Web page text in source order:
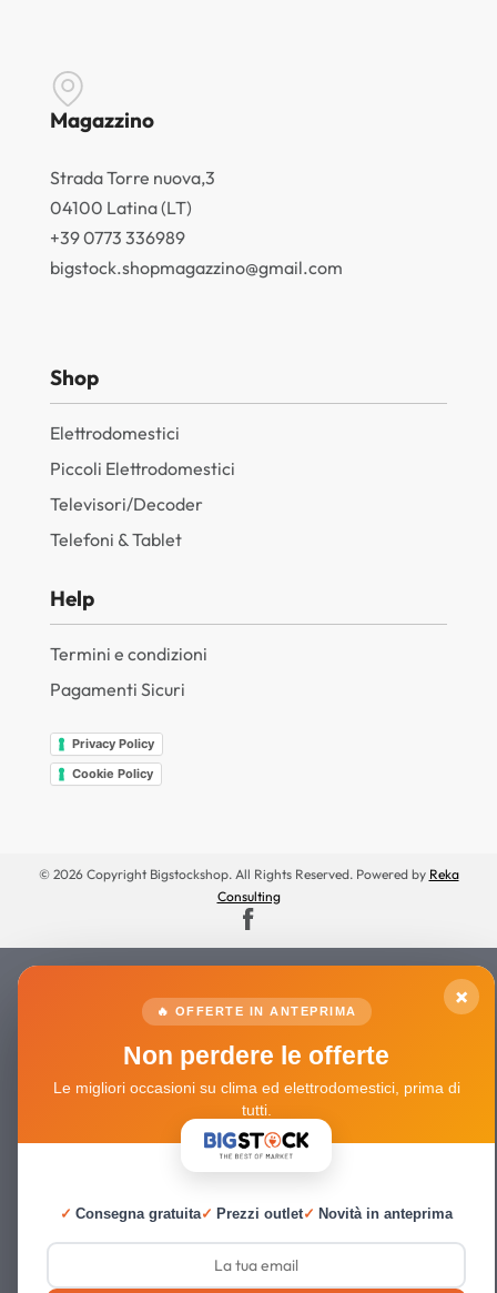
Magazzino
Strada Torre nuova,3
04100 Latina (LT)
+39 0773 336989
bigstock.shopmagazzino@gmail.com
Shop
Elettrodomestici
Piccoli Elettrodomestici
Televisori/Decoder
Telefoni & Tablet
Help
Termini e condizioni
Pagamenti Sicuri
Privacy Policy
Cookie Policy
© 2026 Copyright Bigstockshop. All Rights Reserved. Powered by Reka
Consulting
×
🔥 OFFERTE IN ANTEPRIMA
Non perdere le offerte
Le migliori occasioni su clima ed elettrodomestici, prima di
tutti.
✓ Consegna gratuita✓ Prezzi outlet✓ Novità in anteprima